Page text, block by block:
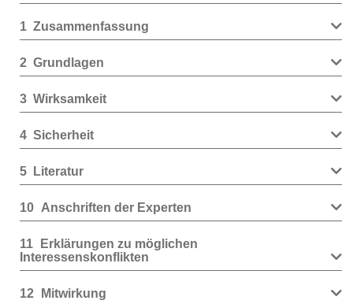
1 Zusammenfassung
2 Grundlagen
3 Wirksamkeit
4 Sicherheit
5 Literatur
10 Anschriften der Experten
11
Erklärungen zu möglichen
Interessenskonflikten
12 Mitwirkung